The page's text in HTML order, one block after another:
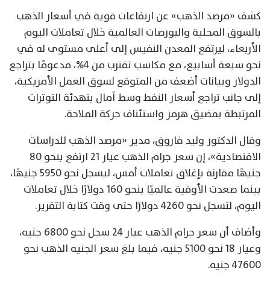
كشف «مرصد الذهب» عن ارتفاعات قوية في أسعار الذهب
بالسوق المحلية والبورصات العالمية خلال تعاملات اليوم
الأربعاء، ليرتفع المعدن النفيس إلى أعلى مستوى له في
نحو سبعة أسابيع، مع مكاسب تقترب من 4%، مدعومًا بتراجع
الدولار وبيانات أضعف من المتوقع لسوق العمل الأمريكية،
إلى جانب تراجع أسعار النفط وسط آمال بتهدئة التوترات
المرتبطة بمضيق هرمز واستئناف حركة الملاحة.
وقال الدكتور وليد فاروق، مدير «مرصد الذهب للدراسات
الاقتصادية»، إن سعر جرام الذهب عيار 21 ارتفع بنحو 80
جنيهًا مقارنة بإغلاق تعاملات أمس، ليسجل نحو 5950 جنيهًا،
بينما صعدت الأوقية عالميًا بنحو 160 دولارًا خلال تعاملات
اليوم، لتسجل نحو 4260 دولارًا حتى وقت كتابة التقرير.
وأضاف أن سعر جرام الذهب عيار 24 سجل نحو 6800 جنيه،
وعيار 18 نحو 5100 جنيه، فيما بلغ سعر الجنيه الذهب نحو
47600 جنيه.